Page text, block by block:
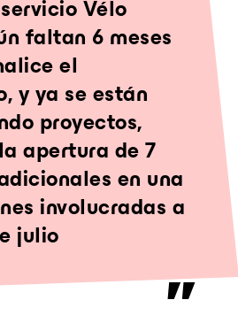
Vélo
faltan 6 meses
el
y ya se están
proyectos,
apertura de 7
en una
involucradas a
julio